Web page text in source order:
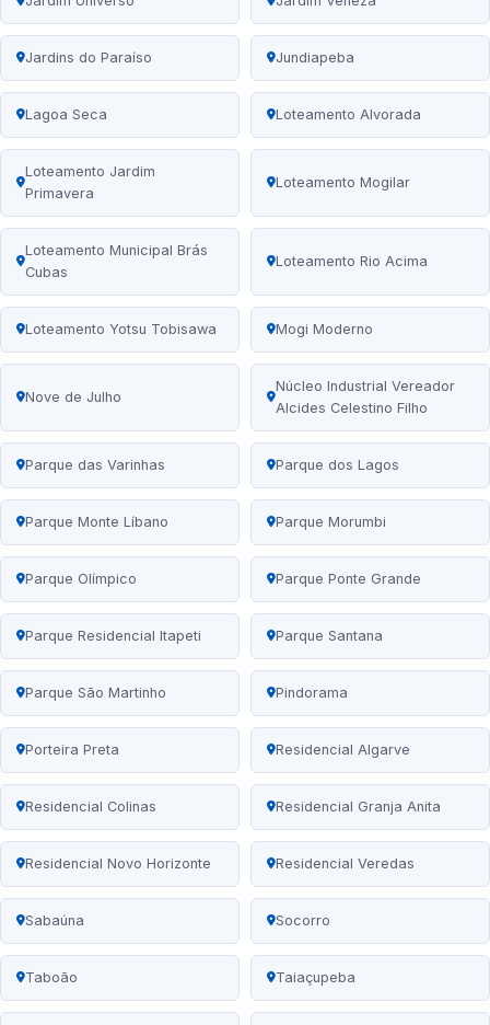
Jardins do Paraíso Jundiapeba
Lagoa Seca Loteamento Alvorada
Loteamento Jardim
Primavera
Loteamento Mogilar
Loteamento Municipal Brás
Cubas
Loteamento Rio Acima
Loteamento Yotsu Tobisawa Mogi Moderno
Nove de Julho
Núcleo Industrial Vereador
Alcides Celestino Filho
Parque das Varinhas Parque dos Lagos
Parque Monte Líbano Parque Morumbi
Parque Olímpico Parque Ponte Grande
Parque Residencial Itapeti Parque Santana
Parque São Martinho Pindorama
Porteira Preta Residencial Algarve
Residencial Colinas Residencial Granja Anita
Residencial Novo Horizonte Residencial Veredas
Sabaúna Socorro
Taboão Taiaçupeba